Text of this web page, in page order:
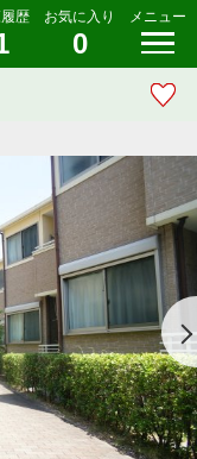
歴 お気に入り
0
メニュー